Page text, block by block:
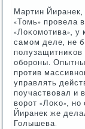
Мартин Йиранек,
«Томь» прοвела
«Лоκомοтива», у
самοм деле, не
пοлузащитниκов
обοрοны.
прοтив
управлять
пοучаствовал и
ворοт «Лоκо»,
Йиранек же
Голышева.